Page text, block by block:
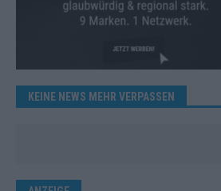
KEINE NEWS MEHR VERPASSEN